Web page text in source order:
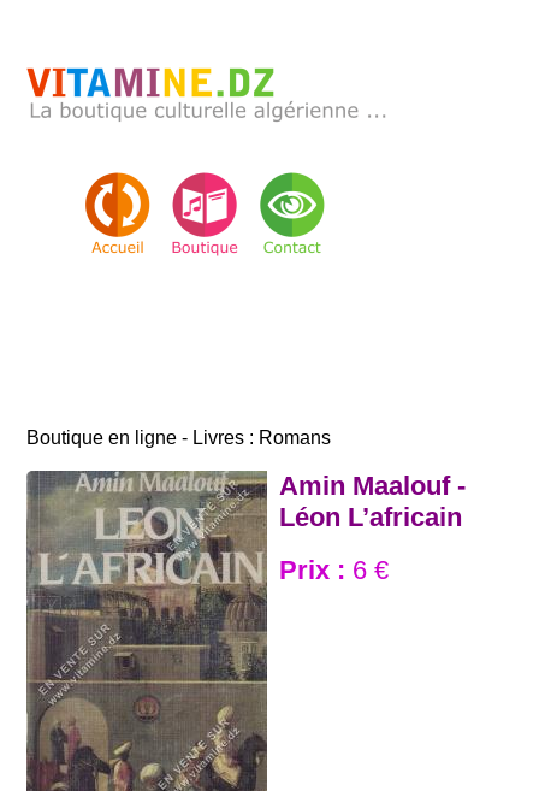
Boutique en ligne - Livres : Romans
Amin Maalouf -
Léon L’africain
Prix : 6 €